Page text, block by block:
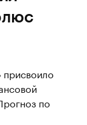
присвоило
по